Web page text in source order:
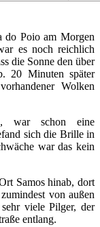
do Poio am Morgen
es noch reichlich
die Sonne den über
20 Minuten später
Wolken
war schon eine
sich die Brille in
war das kein
Samos hinab, dort
von außen
viele Pilger, der
entlang.